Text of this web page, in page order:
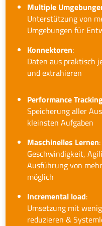
Multiple
Unterstützung von
Umgebungen für
Konnektoren:
Daten aus praktisch
und extrahieren
Performance
Speicherung aller
kleinsten Aufgaben
Maschinelles Lernen:
Geschwindigkeit,
Ausführung von
möglich
Incremental load:
Umsetzung mit
reduzieren &